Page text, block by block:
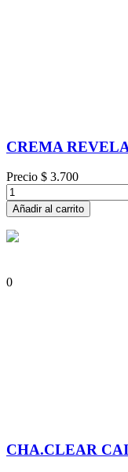
CREMA
Precio $ 3.700
Añadir al carrito
0
CHA.CLEAR